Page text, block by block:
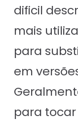
dificil
mais
para
em
para